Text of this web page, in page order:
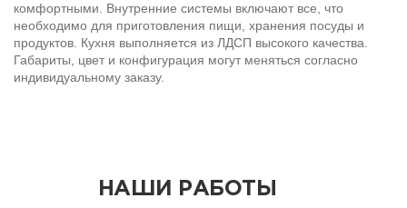
комфортными. Внутренние системы включают все, что
необходимо для приготовления пищи, хранения посуды и
продуктов. Кухня выполняется из ЛДСП высокого качества.
Габариты, цвет и конфигурация могут меняться согласно
индивидуальному заказу.
НАШИ РАБОТЫ